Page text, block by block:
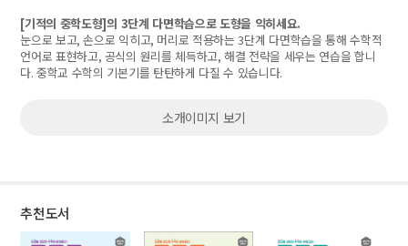
[기적의 중학도형]의 3단계 다면학습으로 도형을 익히세요.
눈으로 보고,손으로 익히고, 머리로 적용하는3단계 다면학습을 통해수학적
언어로 표현하고, 공식의 원리를 체득하고, 해결 전략을 세우는 연습을 합니
다.중학교 수학의 기본기를 탄탄하게 다질 수 있습니다.
소개이미지 보기
추천도서